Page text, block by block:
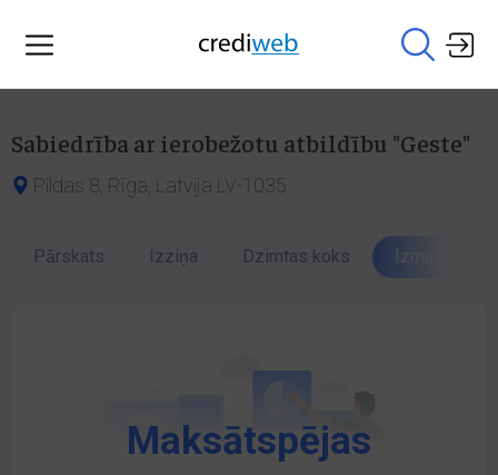
Sabiedrība ar ierobežotu atbildību "Geste"
Pildas 8, Rīga, Latvija LV-1035
Pārskats Izziņa Dzimtas koks Izmaiņu
Maksātspējas